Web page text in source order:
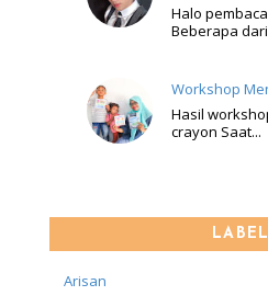
Halo
Beberapa
Workshop
Hasil
crayon Saat...
Arisan